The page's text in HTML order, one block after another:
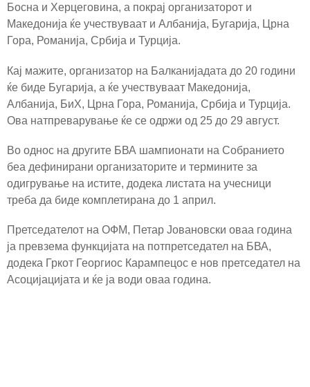
Босна и Херцеговина, а покрај организаторот и
Македонија ќе учествуваат и Албанија, Бугарија, Црна
Гора, Романија, Србија и Турција.
Кај мажите, организатор на Балканијадата до 20 години
ќе биде Бугарија, а ќе учествуваат Македонија,
Албанија, БиХ, Црна Гора, Романија, Србија и Турција.
Ова натпреварување ќе се одржи од 25 до 29 август.
Во однос на другите БВА шампионати на Собранието
беа дефинирани организаторите и термините за
одигрување на истите, додека листата на учесници
треба да биде комплетирана до 1 април.
Претседателот на ОФМ, Петар Јовановски оваа година
ја превзема функцијата на потпретседател на БВА,
додека Гркот Георгиос Карампецос е нов претседател на
Асоцијацијата и ќе ја води оваа година.